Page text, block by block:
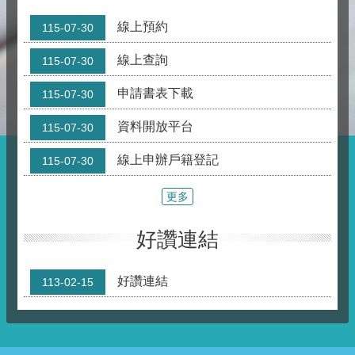
115-07-30 線上查詢
115-07-30 申請書表下載
115-07-30 資料開放平台
115-07-30 線上申辦戶籍登記
更多
好讚連結
好讚連結